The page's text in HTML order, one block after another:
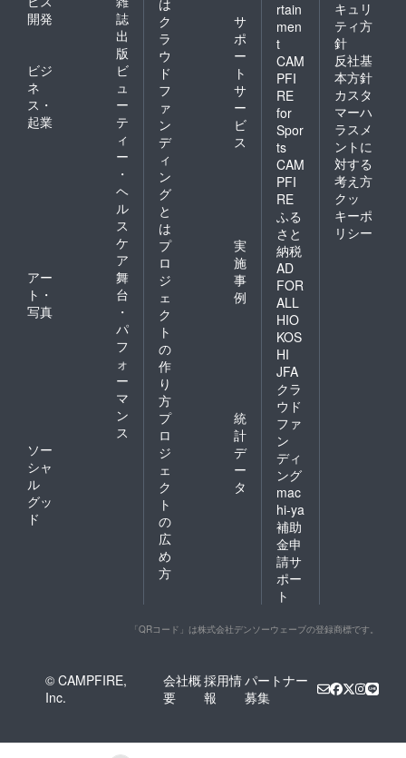
開発
誌
出
版
ビジ
ネ
ス・
起業
ビ
ュ
ー
テ
ィ
ー
・
ヘ
ル
ス
ケ
ア
アー
ト・
写真
舞
台
・
パ
フ
ォ
ー
マ
ン
ス
ソー
シャ
ル
グッ
ド
ク
ラ
ウ
ド
フ
ァ
ン
デ
ィ
ン
グ
と
は
サ
ポ
ー
ト
サ
ー
ビ
ス
プ
ロ
ジ
ェ
ク
ト
の
作
り
方
実
施
事
例
プ
ロ
ジ
ェ
ク
ト
の
広
め
方
統
計
デ
ー
タ
rtain
men
t
CAM
PFI
RE
for
Spor
ts
CAM
PFI
RE
ふる
さと
納税
AD
FOR
ALL
HIO
KOS
HI
JFA
クラ
ウド
ファ
ン
ディ
ング
mac
hi-ya
補助
金申
請サ
ポー
ト
キュリ
ティ方
針
反社基
本方針
カスタ
マーハ
ラスメ
ントに
対する
考え方
クッ
キーポ
リシー
「QRコード」は株式会社デンソーウェーブの登録商標です。
© CAMPFIRE,
Inc.
会社概
要
採用情
報
パートナー
募集